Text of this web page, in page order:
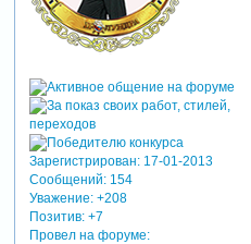
Зарегистрирован: 17-01-2013
Сообщений:154
Уважение: +208
Позитив: +7
Провел на форуме: